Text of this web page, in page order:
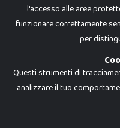
negozio.
Giocabene Srl - via della Posta 8,
P.IVA 02608090425 - REA
l'accesso alle aree
funzionare correttamente
per
Questi strumenti di
analizzare il tuo